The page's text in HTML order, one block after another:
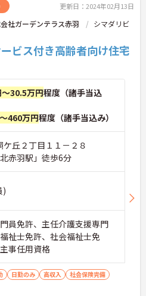
更新日：2024年02月13日
社ガーデンテラス赤羽
シマダリビ
ビス付き高齢者向け住宅
30.5万円程度（諸手当込
460万円程度（諸手当込み）
ケ丘２丁目１１－２８
赤羽駅」徒歩6分
)
員免許、主任介護支援専門
祉士免許、社会福祉士免
事任用資格
日勤のみ 高収入
社会保険完備